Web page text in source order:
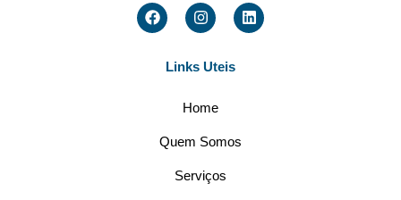
Links Uteis
Home
Quem Somos
Serviços